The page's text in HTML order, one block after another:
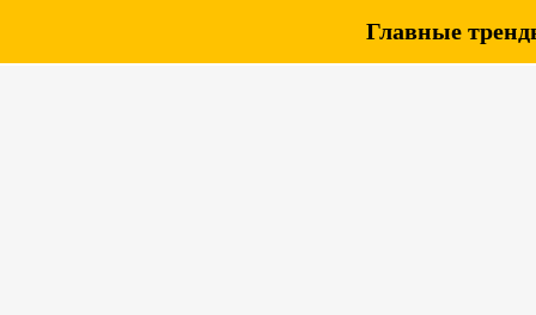
Главные